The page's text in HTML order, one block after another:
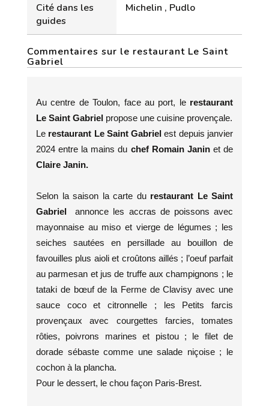
Cité dans les
guides
Michelin , Pudlo
Commentaires sur le restaurant Le Saint
Gabriel
Au centre de Toulon, face au port, le restaurant
Le Saint Gabriel propose une cuisine provençale.
Le restaurant Le Saint Gabrielest depuis janvier
2024 entre la mains du chef Romain Janinet de
Claire Janin.
Selon la saison la carte du restaurant Le Saint
Gabrielannonce les accras de poissons avec
mayonnaise au miso et vierge de légumes ; les
seiches sautées en persillade au bouillon de
favouilles plus aioli et croûtons aillés ; l’oeuf parfait
au parmesan et jus de truffe aux champignons ; le
tataki de bœuf de la Ferme de Clavisy avec une
sauce coco et citronnelle ; les Petits farcis
provençaux avec courgettes farcies, tomates
rôties, poivrons marines et pistou ; le filet de
dorade sébaste comme une salade niçoise ; le
cochon à la plancha.
Pour le dessert, le chou façon Paris-Brest.